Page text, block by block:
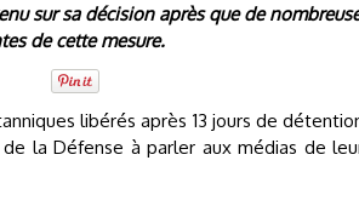
sur sa décision après que de
de cette mesure.
libérés après 13 jours de
la Défense à parler aux médias de